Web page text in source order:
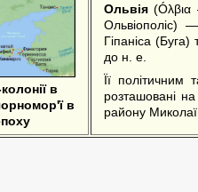
в
в
Ольвія
Ольвіополіс)
Гіпаніса
до н. е.
Її політичним
розташовані
району